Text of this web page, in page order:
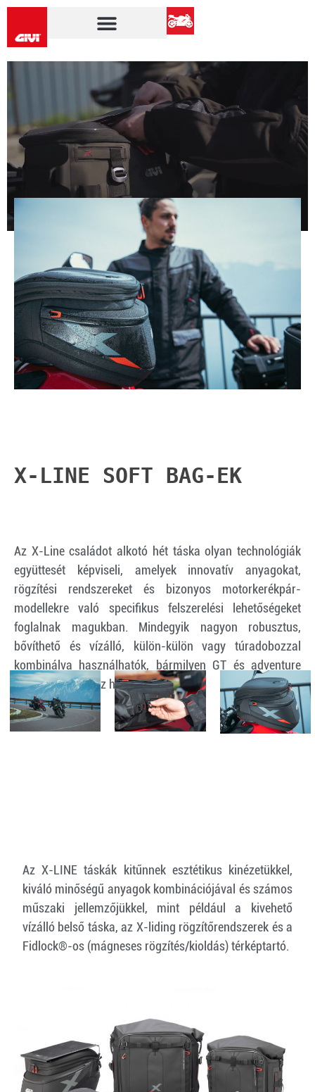
X-LINE SOFT BAG-EK
Az X-Line családot alkotó hét táska olyan technológiák
együttesét képviseli, amelyek innovatív anyagokat,
rögzítési rendszereket és bizonyos motorkerékpár-
modellekre való specifikus felszerelési lehetőségeket
foglalnak magukban. Mindegyik nagyon robusztus,
bővíthető és vízálló, külön-külön vagy túradobozzal
kombinálva használhatók, bármilyen GT és adventure
motorkerékpárhoz használhatók.
Az X-LINE táskák kitűnnek esztétikus kinézetükkel,
kiváló minőségű anyagok kombinációjával és számos
műszaki jellemzőjükkel, mint például a kivehető
vízálló belső táska, az X-liding rögzítőrendszerek és a
Fidlock®-os (mágneses rögzítés/kioldás) térképtartó.